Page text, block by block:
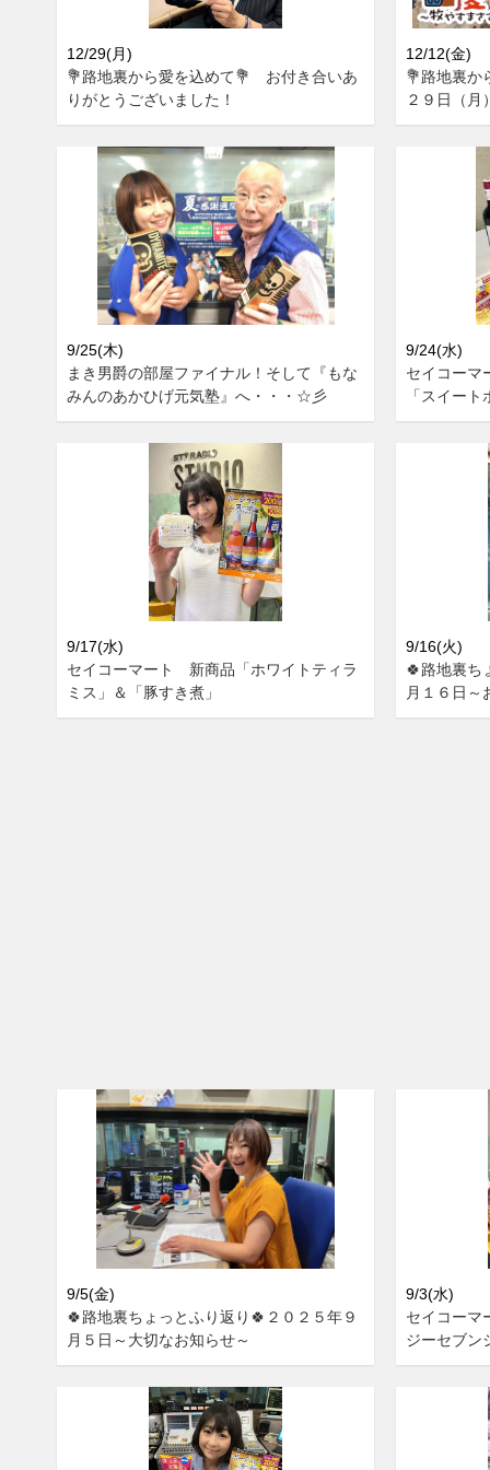
12/29(月)
💐路地裏から愛を込めて💐 お付き合いあ
りがとうございました！
12/12(金)
💐路地裏か
２９日（月
9/25(木)
まき男爵の部屋ファイナル！そして『もな
みんのあかひげ元気塾』へ・・・☆彡
9/24(水)
セイコー
「スイー
9/17(水)
セイコーマート 新商品「ホワイトティラ
ミス」＆「豚すき煮」
9/16(火)
🍀路地裏ち
月１６日～
9/5(金)
🍀路地裏ちょっとふり返り🍀２０２５年９
月５日～大切なお知らせ～
9/3(水)
セイコーマ
ジーセブン